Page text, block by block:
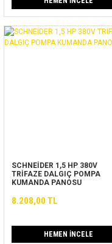
SCHNEİDER 1,5 HP 380V
TRİFAZE DALGIÇ POMPA
KUMANDA PANOSU
8.208,00 TL
HEMEN İNCELE